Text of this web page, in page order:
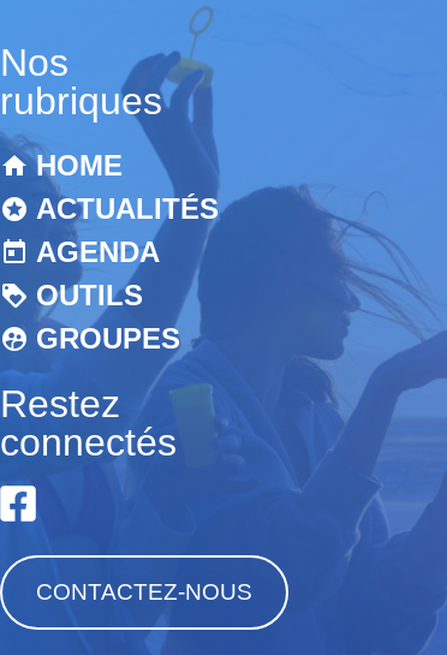
Nos
rubriques
HOME
ACTUALITÉS
AGENDA
OUTILS
GROUPES
Restez
connectés
CONTACTEZ-NOUS